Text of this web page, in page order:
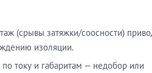
(срывы затяжки/соосности)
изоляции.
току и габаритам — недобор или